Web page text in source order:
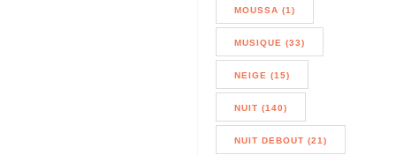
MOUSSA (1)
MUSIQUE (33)
NEIGE (15)
NUIT (140)
NUIT DEBOUT (21)